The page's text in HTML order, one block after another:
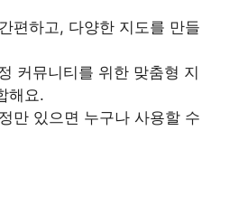
편하고, 다양한 지도를 만들
커뮤니티를 위한 맞춤형 지
해요.
만 있으면 누구나 사용할 수